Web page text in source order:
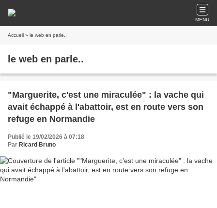
MENU
Accueil » le web en parle..
le web en parle..
"Marguerite, c'est une miraculée" : la vache qui
avait échappé à l'abattoir, est en route vers son
refuge en Normandie
Publié le 19/02/2026 à 07:18
Par Ricard Bruno